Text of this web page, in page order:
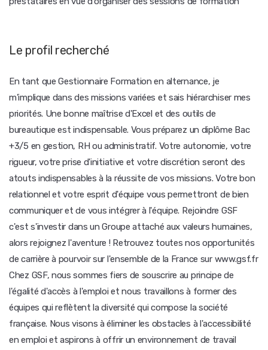
Le profil recherché
En tant que Gestionnaire Formation en alternance, je
m'implique dans des missions variées et sais hiérarchiser mes
priorités. Une bonne maîtrise d'Excel et des outils de
bureautique est indispensable. Vous préparez un diplôme Bac
+3/5 en gestion, RH ou administratif. Votre autonomie, votre
rigueur, votre prise d'initiative et votre discrétion seront des
atouts indispensables à la réussite de vos missions. Votre bon
relationnel et votre esprit d'équipe vous permettront de bien
communiquer et de vous intégrer à l'équipe. Rejoindre GSF
c'est s'investir dans un Groupe attaché aux valeurs humaines,
alors rejoignez l'aventure ! Retrouvez toutes nos opportunités
de carrière à pourvoir sur l'ensemble de la France sur www.gsf.fr
Chez GSF, nous sommes fiers de souscrire au principe de
l'égalité d'accès à l'emploi et nous travaillons à former des
équipes qui reflètent la diversité qui compose la société
française. Nous visons à éliminer les obstacles à l'accessibilité
en emploi et aspirons à offrir un environnement de travail